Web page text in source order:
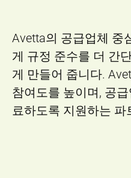
Avetta의 공급업체 중
게 규정 준수를 더 간
게 만들어 줍니다.
참여도를 높이며, 공
료하도록 지원하는 파